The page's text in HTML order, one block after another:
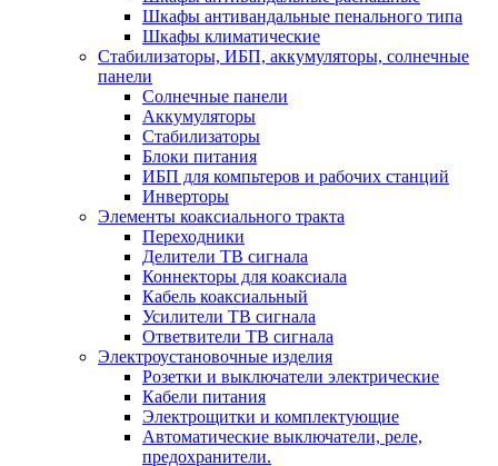
Шкафы антивандальные пенального типа
Шкафы климатические
Стабилизаторы, ИБП, аккумуляторы, солнечные
панели
Солнечные панели
Аккумуляторы
Стабилизаторы
Блоки питания
ИБП для компьтеров и рабочих станций
Инверторы
Элементы коаксиального тракта
Переходники
Делители ТВ сигнала
Коннекторы для коаксиала
Кабель коаксиальный
Усилители ТВ сигнала
Ответвители ТВ сигнала
Электроустановочные изделия
Розетки и выключатели электрические
Кабели питания
Электрощитки и комплектующие
Автоматические выключатели, реле,
предохранители.